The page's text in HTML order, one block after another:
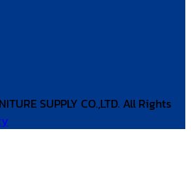
SUPPLY CO.,LTD. All Rights